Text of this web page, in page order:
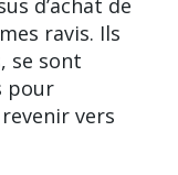
ravis. Ils
se sont
pour
vers